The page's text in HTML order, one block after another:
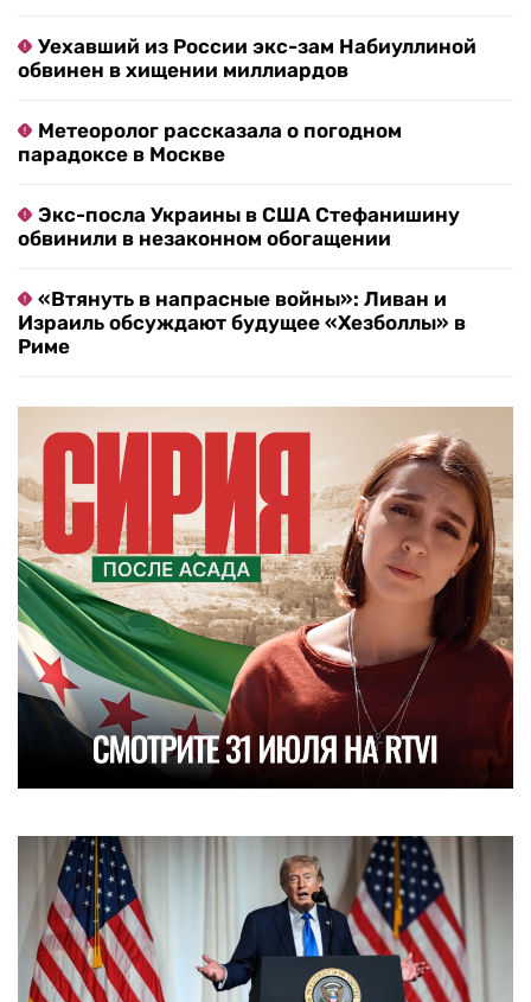
Уехавший из России экс-зам Набиуллиной
обвинен в хищении миллиардов
Метеоролог рассказала о погодном
парадоксе в Москве
Экс-посла Украины в США Стефанишину
обвинили в незаконном обогащении
«Втянуть в напрасные войны»: Ливан и
Израиль обсуждают будущее «Хезболлы» в
Риме